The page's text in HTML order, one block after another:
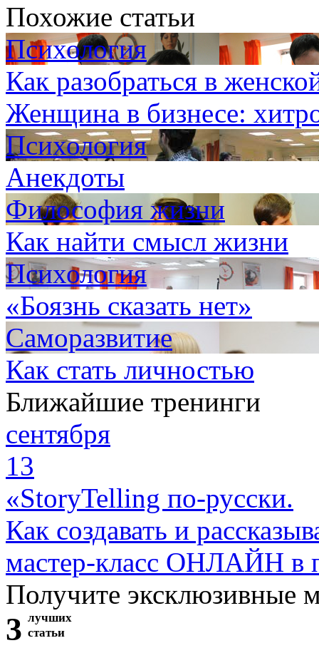
Похожие статьи
Психология
Как разобраться в
Женщина в бизнесе:
Психология
Анекдоты
Философия жизни
Как найти смысл жизни
Психология
«Боязнь сказать нет»
Саморазвитие
Как стать личностью
Ближайшие тренинги
сентября
13
«StoryTelling по-русски.
Как создавать и
мастер-класс ОНЛАЙН в
Получите эксклюзивные
3 лучших
статьи